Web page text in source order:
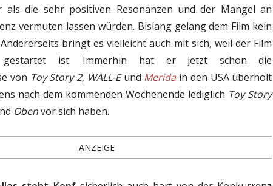
als die sehr positiven Resonanzen und der Mangel an
vermuten lassen würden. Bislang gelang dem Film kein
bringt es vielleicht auch mit sich, weil der Film
gestartet ist. Immerhin hat er jetzt schon die
von Toy Story 2, WALL-Eund Merida in den USA überholt
nach dem kommenden Wochenende lediglich Toy Story
Obenvor sich haben.
ANZEIGE